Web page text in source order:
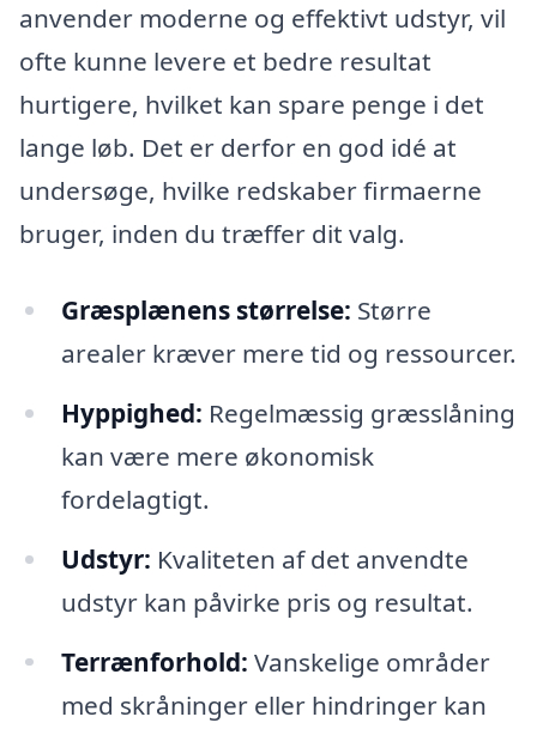
anvender moderne og effektivt udstyr, vil
ofte kunne levere et bedre resultat
hurtigere, hvilket kan spare penge i det
lange løb. Det er derfor en god idé at
undersøge, hvilke redskaber firmaerne
bruger, inden du træffer dit valg.
Græsplænens størrelse: Større
arealer kræver mere tid og ressourcer.
Hyppighed: Regelmæssig græsslåning
kan være mere økonomisk
fordelagtigt.
Udstyr: Kvaliteten af det anvendte
udstyr kan påvirke pris og resultat.
Terrænforhold: Vanskelige områder
med skråninger eller hindringer kan